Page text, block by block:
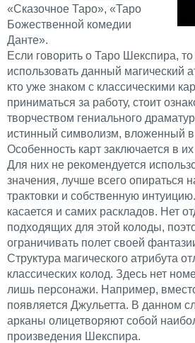
«Сказочное Таро», «Таро
Божественной комедии
Данте».
Если говорить о Таро Шекспира,
использовать данный магический
кто уже знаком с классическими
приниматься за работу, стоит
творчеством гениального
истинный символизм, вложенный в
Особенность карт заключается в
Для них не рекомендуется
значения, лучше всего опираться
трактовки и собственную
касается и самих раскладов. Нет
подходящих для этой колоды,
ограничивать полет своей
Структура магического атрибута
классических колод. Здесь нет
лишь персонажи. Например,
появляется Джульетта. В данном
арканы олицетворяют собой
произведения Шекспира.